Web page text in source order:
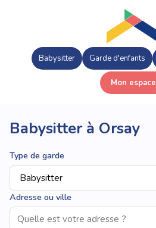
Babysitter Garde d'enfants
Mon espace
Babysitter à Orsay
Type de garde
Adresse ou ville